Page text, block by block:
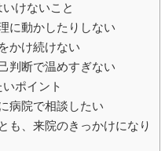
けないこと
に動かしたりしない
かけ続けない
判断で温めすぎない
ポイント
病院で相談したい
も、来院のきっかけになり